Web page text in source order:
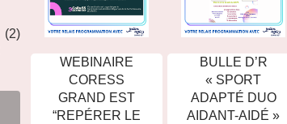
(2)
WEBINAIRE
CORESS
GRAND EST
“REPÉRER LE
BULLE D’R
« SPORT
ADAPTÉ DUO
AIDANT-AIDÉ »